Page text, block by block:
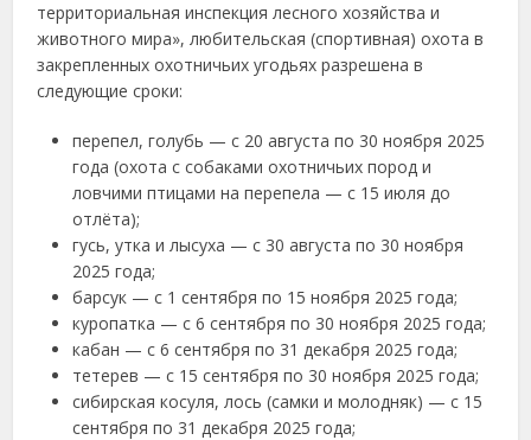
территориальная инспекция лесного хозяйства и
животного мира», любительская (спортивная) охота в
закрепленных охотничьих угодьях разрешена в
следующие сроки:
перепел, голубь — с 20 августа по 30 ноября 2025
года (охота с собаками охотничьих пород и
ловчими птицами на перепела — с 15 июля до
отлёта);
гусь, утка и лысуха — с 30 августа по 30 ноября
2025 года;
барсук — с 1 сентября по 15 ноября 2025 года;
куропатка — с 6 сентября по 30 ноября 2025 года;
кабан — с 6 сентября по 31 декабря 2025 года;
тетерев — с 15 сентября по 30 ноября 2025 года;
сибирская косуля, лось (самки и молодняк) — с 15
сентября по 31 декабря 2025 года;